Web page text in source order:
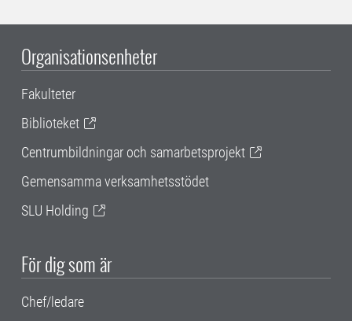
Organisationsenheter
Fakulteter
Biblioteket
Centrumbildningar och samarbetsprojekt
Gemensamma verksamhetsstödet
SLU Holding
För dig som är
Chef/ledare